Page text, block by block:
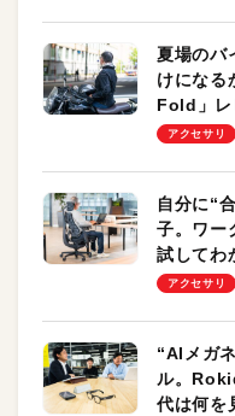
夏場のバ
けにな
Fold」レ
却プレー
アクセサリ
自分に“
子。ワ
試してわ
ッチ機能
アクセサリ
“AIメガ
ル。
代は何を